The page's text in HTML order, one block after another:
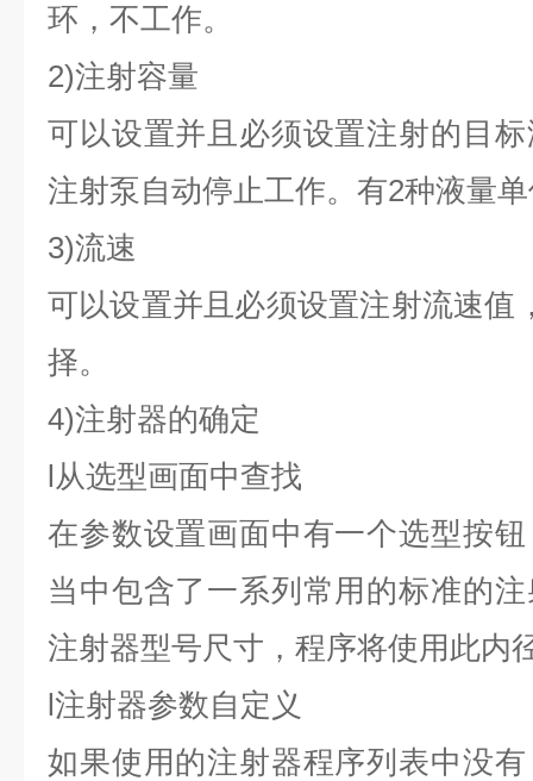
环，不工作。
2)注射容量
可以设置并且必须设置注射的目
注射泵自动停止工作。有2种液量
3)流速
可以设置并且必须设置注射流速值
择。
4)注射器的确定
l从选型画面中查找
在参数设置画面中有一个选型按
当中包含了一系列常用的标准的
注射器型号尺寸，程序将使用此内
l注射器参数自定义
如果使用的注射器程序列表中没